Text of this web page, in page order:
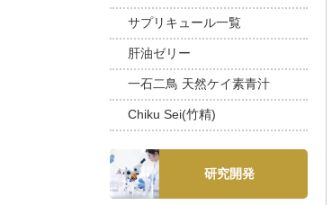
サプリキュール一覧
肝油ゼリー
一石二鳥 天然ケイ素青汁
Chiku Sei(竹精)
研究開発